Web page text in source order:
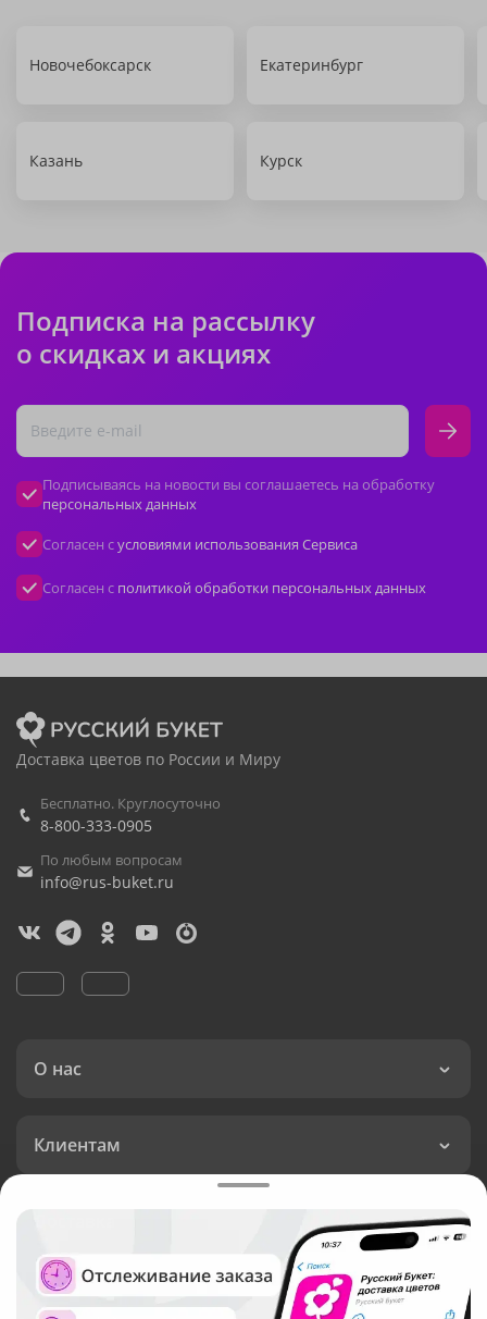
Новочебоксарск Екатеринбург
Казань Курск
Подписка на рассылку
о скидках и акциях
Подписываясь на новости вы соглашаетесь на обработку
персональных данных
Согласен сусловиями использования Сервиса
Согласен с политикой обработки персональных данных
Доставка цветов по России и Миру
Бесплатно. Круглосуточно
8-800-333-0905
По любым вопросам
info@rus-buket.ru
О нас
Клиентам